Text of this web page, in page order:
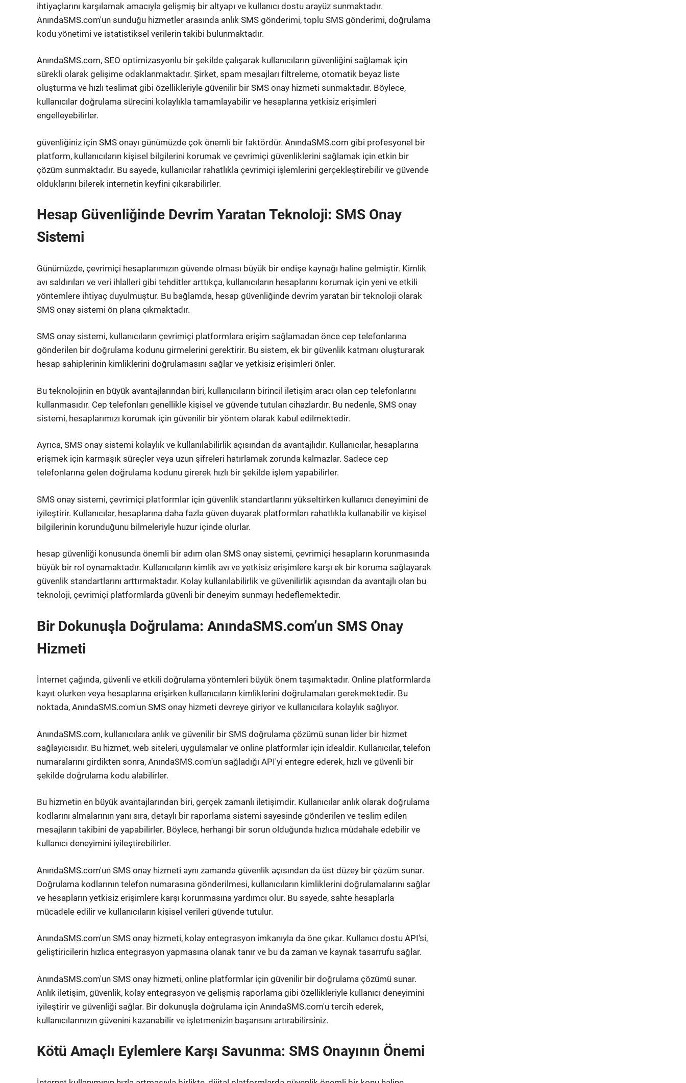
ihtiyaçlarını karşılamak amacıyla gelişmiş bir altyapı ve kullanıcı dostu arayüz sunmaktadır.
AnındaSMS.com'un sunduğu hizmetler arasında anlık SMS gönderimi, toplu SMS gönderimi, doğrulama
kodu yönetimi ve istatistiksel verilerin takibi bulunmaktadır.
AnındaSMS.com, SEO optimizasyonlu bir şekilde çalışarak kullanıcıların güvenliğini sağlamak için
sürekli olarak gelişime odaklanmaktadır. Şirket, spam mesajları filtreleme, otomatik beyaz liste
oluşturma ve hızlı teslimat gibi özellikleriyle güvenilir bir SMS onay hizmeti sunmaktadır. Böylece,
kullanıcılar doğrulama sürecini kolaylıkla tamamlayabilir ve hesaplarına yetkisiz erişimleri
engelleyebilirler.
güvenliğiniz için SMS onayı günümüzde çok önemli bir faktördür. AnındaSMS.com gibi profesyonel bir
platform, kullanıcıların kişisel bilgilerini korumak ve çevrimiçi güvenliklerini sağlamak için etkin bir
çözüm sunmaktadır. Bu sayede, kullanıcılar rahatlıkla çevrimiçi işlemlerini gerçekleştirebilir ve güvende
olduklarını bilerek internetin keyfini çıkarabilirler.
Hesap Güvenliğinde Devrim Yaratan Teknoloji: SMS Onay
Sistemi
Günümüzde, çevrimiçi hesaplarımızın güvende olması büyük bir endişe kaynağı haline gelmiştir. Kimlik
avı saldırıları ve veri ihlalleri gibi tehditler arttıkça, kullanıcıların hesaplarını korumak için yeni ve etkili
yöntemlere ihtiyaç duyulmuştur. Bu bağlamda, hesap güvenliğinde devrim yaratan bir teknoloji olarak
SMS onay sistemi ön plana çıkmaktadır.
SMS onay sistemi, kullanıcıların çevrimiçi platformlara erişim sağlamadan önce cep telefonlarına
gönderilen bir doğrulama kodunu girmelerini gerektirir. Bu sistem, ek bir güvenlik katmanı oluşturarak
hesap sahiplerinin kimliklerini doğrulamasını sağlar ve yetkisiz erişimleri önler.
Bu teknolojinin en büyük avantajlarından biri, kullanıcıların birincil iletişim aracı olan cep telefonlarını
kullanmasıdır. Cep telefonları genellikle kişisel ve güvende tutulan cihazlardır. Bu nedenle, SMS onay
sistemi, hesaplarımızı korumak için güvenilir bir yöntem olarak kabul edilmektedir.
Ayrıca, SMS onay sistemi kolaylık ve kullanılabilirlik açısından da avantajlıdır. Kullanıcılar, hesaplarına
erişmek için karmaşık süreçler veya uzun şifreleri hatırlamak zorunda kalmazlar. Sadece cep
telefonlarına gelen doğrulama kodunu girerek hızlı bir şekilde işlem yapabilirler.
SMS onay sistemi, çevrimiçi platformlar için güvenlik standartlarını yükseltirken kullanıcı deneyimini de
iyileştirir. Kullanıcılar, hesaplarına daha fazla güven duyarak platformları rahatlıkla kullanabilir ve kişisel
bilgilerinin korunduğunu bilmeleriyle huzur içinde olurlar.
hesap güvenliği konusunda önemli bir adım olan SMS onay sistemi, çevrimiçi hesapların korunmasında
büyük bir rol oynamaktadır. Kullanıcıların kimlik avı ve yetkisiz erişimlere karşı ek bir koruma sağlayarak
güvenlik standartlarını arttırmaktadır. Kolay kullanılabilirlik ve güvenilirlik açısından da avantajlı olan bu
teknoloji, çevrimiçi platformlarda güvenli bir deneyim sunmayı hedeflemektedir.
Bir Dokunuşla Doğrulama: AnındaSMS.com’un SMS Onay
Hizmeti
İnternet çağında, güvenli ve etkili doğrulama yöntemleri büyük önem taşımaktadır. Online platformlarda
kayıt olurken veya hesaplarına erişirken kullanıcıların kimliklerini doğrulamaları gerekmektedir. Bu
noktada, AnındaSMS.com'un SMS onay hizmeti devreye giriyor ve kullanıcılara kolaylık sağlıyor.
AnındaSMS.com, kullanıcılara anlık ve güvenilir bir SMS doğrulama çözümü sunan lider bir hizmet
sağlayıcısıdır. Bu hizmet, web siteleri, uygulamalar ve online platformlar için idealdir. Kullanıcılar, telefon
numaralarını girdikten sonra, AnındaSMS.com'un sağladığı API'yi entegre ederek, hızlı ve güvenli bir
şekilde doğrulama kodu alabilirler.
Bu hizmetin en büyük avantajlarından biri, gerçek zamanlı iletişimdir. Kullanıcılar anlık olarak doğrulama
kodlarını almalarının yanı sıra, detaylı bir raporlama sistemi sayesinde gönderilen ve teslim edilen
mesajların takibini de yapabilirler. Böylece, herhangi bir sorun olduğunda hızlıca müdahale edebilir ve
kullanıcı deneyimini iyileştirebilirler.
AnındaSMS.com'un SMS onay hizmeti aynı zamanda güvenlik açısından da üst düzey bir çözüm sunar.
Doğrulama kodlarının telefon numarasına gönderilmesi, kullanıcıların kimliklerini doğrulamalarını sağlar
ve hesapların yetkisiz erişimlere karşı korunmasına yardımcı olur. Bu sayede, sahte hesaplarla
mücadele edilir ve kullanıcıların kişisel verileri güvende tutulur.
AnındaSMS.com'un SMS onay hizmeti, kolay entegrasyon imkanıyla da öne çıkar. Kullanıcı dostu API'si,
geliştiricilerin hızlıca entegrasyon yapmasına olanak tanır ve bu da zaman ve kaynak tasarrufu sağlar.
AnındaSMS.com'un SMS onay hizmeti, online platformlar için güvenilir bir doğrulama çözümü sunar.
Anlık iletişim, güvenlik, kolay entegrasyon ve gelişmiş raporlama gibi özellikleriyle kullanıcı deneyimini
iyileştirir ve güvenliği sağlar. Bir dokunuşla doğrulama için AnındaSMS.com'u tercih ederek,
kullanıcılarınızın güvenini kazanabilir ve işletmenizin başarısını artırabilirsiniz.
Kötü Amaçlı Eylemlere Karşı Savunma: SMS Onayının Önemi